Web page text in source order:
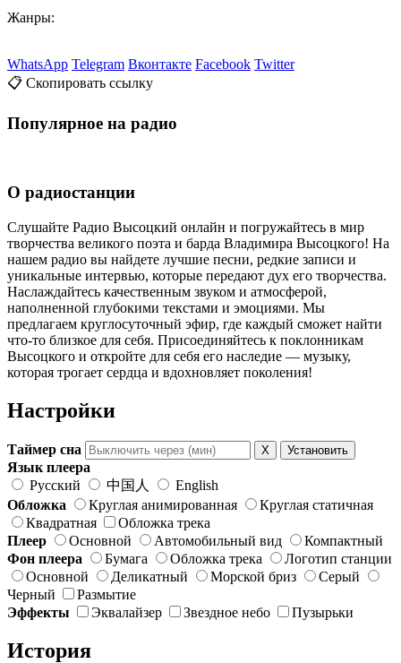
Жанры:
WhatsApp Telegram Вконтакте Facebook Twitter
📋 Скопировать ссылку
Популярное на радио
О радиостанции
Слушайте Радио Высоцкий онлайн и погружайтесь в мир
творчества великого поэта и барда Владимира Высоцкого! На
нашем радио вы найдете лучшие песни, редкие записи и
уникальные интервью, которые передают дух его творчества.
Наслаждайтесь качественным звуком и атмосферой,
наполненной глубокими текстами и эмоциями. Мы
предлагаем круглосуточный эфир, где каждый сможет найти
что-то близкое для себя. Присоединяйтесь к поклонникам
Высоцкого и откройте для себя его наследие — музыку,
которая трогает сердца и вдохновляет поколения!
Настройки
Таймер сна X Установить
Язык плеера
Русский
中国人
English
Обложка
Круглая анимированная
Круглая статичная
Квадратная
Обложка трека
Плеер
Основной Автомобильный вид
Компактный
Фон плеера
Бумага Обложка трека
Логотип станции
Основной
Деликатный Морской бриз
Серый
Черный
Размытие
Эффекты
Эквалайзер Звездное небо Пузырьки
История